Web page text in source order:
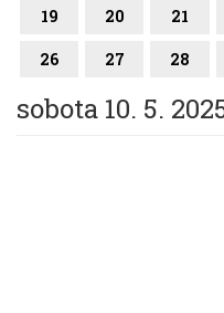
19 20 21
26 27 28
sobota 10. 5.